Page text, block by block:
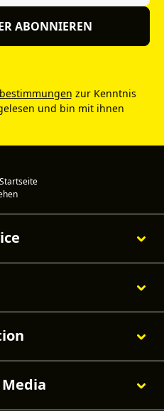
ABONNIEREN
zur Kenntnis
und bin mit ihnen